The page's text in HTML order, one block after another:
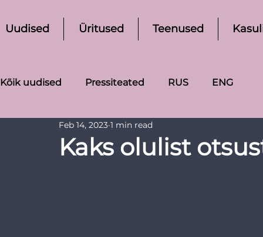
Uudised Üritused Teenused
Kõik uudised Pressiteated RUS ENG
Kaks olulist
Feb 14, 2023 1 min read